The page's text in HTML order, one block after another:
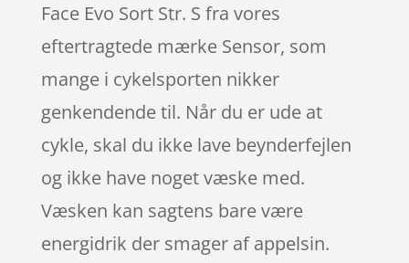
Face Evo Sort Str. S fra vores
eftertragtede mærke Sensor, som
mange i cykelsporten nikker
genkendende til. Når du er ude at
cykle, skal du ikke lave beynderfejlen
og ikke have noget væske med.
Væsken kan sagtens bare være
energidrik der smager af appelsin.